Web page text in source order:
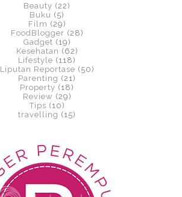
Beauty (22)
Buku (5)
Film (29)
FoodBlogger (28)
Gadget (19)
Kesehatan (62)
Lifestyle (118)
Liputan Reportase (50)
Parenting (21)
Property (18)
Review (29)
Tips (10)
travelling (15)